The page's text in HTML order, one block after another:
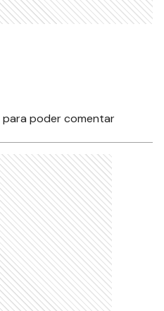
para poder comentar